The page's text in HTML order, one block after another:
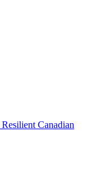
Canadian